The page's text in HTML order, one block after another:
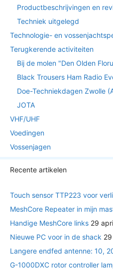
Productbeschrijvingen en
Techniek uitgelegd
Technologie- en
Terugkerende activiteiten
Bij de molen "Den Olden
Black Trousers Ham Radio
Doe-Techniekdagen Zwolle
JOTA
VHF/UHF
Voedingen
Vossenjagen
Recente artikelen
Touch sensor TTP223 voor
MeshCore Repeater in mijn
Handige MeshCore links 29
Nieuwe PC voor in de shack
Langere endfed antenne: 10,
G-1000DXC rotor controller